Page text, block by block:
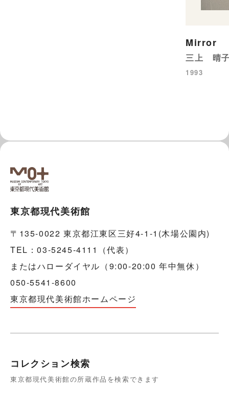
Mirror
三上 晴
1993
東京都現代美術館
〒135-0022 東京都江東区三好4-1-1(木場公園内)
TEL：03-5245-4111（代表）
またはハローダイヤル（9:00-20:00 年中無休）
050-5541-8600
東京都現代美術館ホームページ
コレクション検索
東京都現代美術館の所蔵作品を検索できます